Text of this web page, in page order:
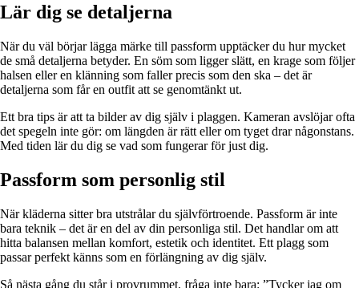
Lär dig se detaljerna
När du väl börjar lägga märke till passform upptäcker du hur mycket
de små detaljerna betyder. En söm som ligger slätt, en krage som följer
halsen eller en klänning som faller precis som den ska – det är
detaljerna som får en outfit att se genomtänkt ut.
Ett bra tips är att ta bilder av dig själv i plaggen. Kameran avslöjar ofta
det spegeln inte gör: om längden är rätt eller om tyget drar någonstans.
Med tiden lär du dig se vad som fungerar för just dig.
Passform som personlig stil
När kläderna sitter bra utstrålar du självförtroende. Passform är inte
bara teknik – det är en del av din personliga stil. Det handlar om att
hitta balansen mellan komfort, estetik och identitet. Ett plagg som
passar perfekt känns som en förlängning av dig själv.
Så nästa gång du står i provrummet, fråga inte bara: ”Tycker jag om